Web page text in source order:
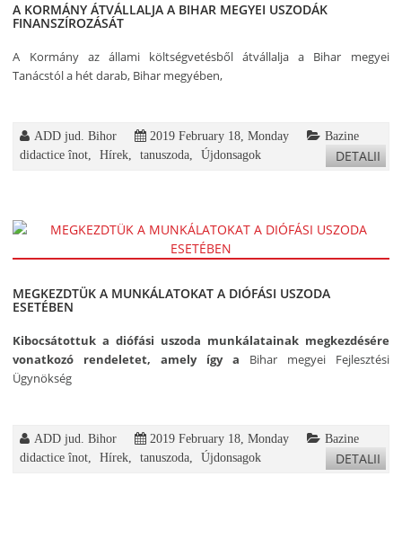
A KORMÁNY ÁTVÁLLALJA A BIHAR MEGYEI USZODÁK
FINANSZÍROZÁSÁT
A Kormány az állami költségvetésből átvállalja a Bihar megyei
Tanácstól a hét darab, Bihar megyében,
ADD jud. Bihor 2019 February 18, Monday
Bazine
didactice înot
Hírek tanuszoda Újdonsagok DETALII
MEGKEZDTÜK A MUNKÁLATOKAT A DIÓFÁSI USZODA
ESETÉBEN
Kibocsátottuk a diófási uszoda munkálatainak megkezdésére
vonatkozó rendeletet, amely így a Bihar megyei Fejlesztési
Ügynökség
ADD jud. Bihor 2019 February 18, Monday
Bazine
didactice înot
Hírek tanuszoda Újdonsagok DETALII